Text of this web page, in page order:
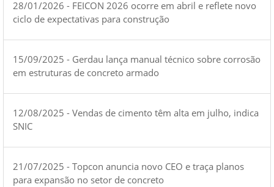
28/01/2026 - FEICON 2026 ocorre em abril e reflete novo
ciclo de expectativas para construção
15/09/2025 - Gerdau lança manual técnico sobre corrosão
em estruturas de concreto armado
12/08/2025 - Vendas de cimento têm alta em julho, indica
SNIC
21/07/2025 - Topcon anuncia novo CEO e traça planos
para expansão no setor de concreto